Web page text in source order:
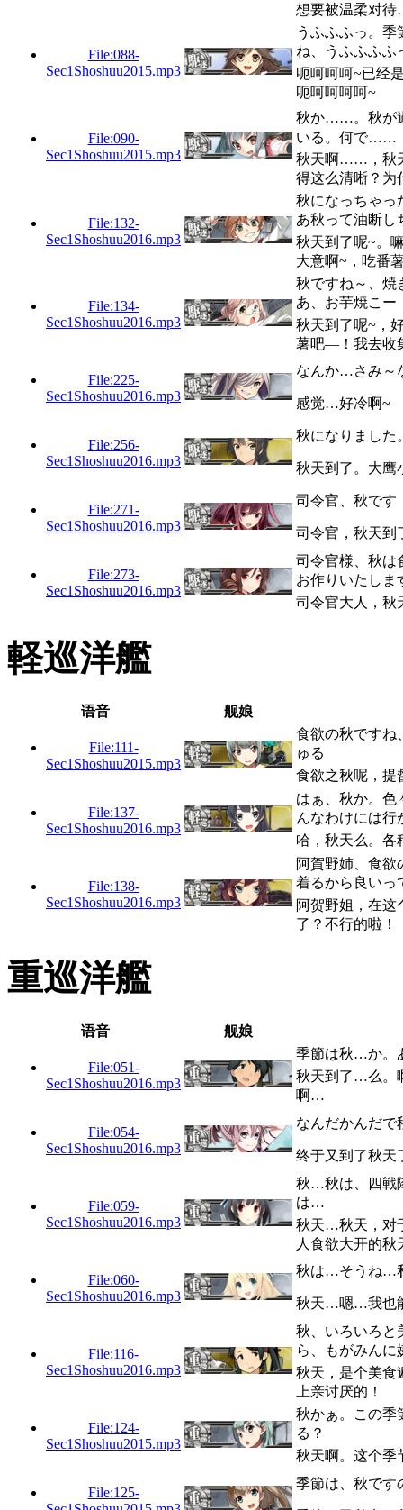
想要被温柔对
File:088-
Sec1Shoshuu2015.mp3
うふふふっ。
ね、うふふふふ
呃呵呵呵~已经
呃呵呵呵呵~
File:090-
Sec1Shoshuu2015.mp3
秋か……。秋が
いる。何で……
秋天啊……，秋
得这么清晰？
File:132-
Sec1Shoshuu2016.mp3
秋になっちゃっ
あ秋って油断し
秋天到了呢~。
大意啊~，吃番
File:134-
Sec1Shoshuu2016.mp3
秋ですね～、焼
あ、お芋焼こー
秋天到了呢~，
薯吧—！我去收
File:225-
Sec1Shoshuu2016.mp3
なんか…さみ～
感觉…好冷啊
File:256-
Sec1Shoshuu2016.mp3
秋になりました
秋天到了。大鹰
File:271-
Sec1Shoshuu2016.mp3
司令官、秋です
司令官，秋天到
File:273-
Sec1Shoshuu2016.mp3
司令官様、秋は
お作りいたしま
司令官大人，秋
軽巡洋艦
语音 舰娘
File:111-
Sec1Shoshuu2015.mp3
食欲の秋ですね
ゅる
食欲之秋呢，
File:137-
Sec1Shoshuu2016.mp3
はぁ、秋か。色
んなわけには行
哈，秋天么。各
File:138-
Sec1Shoshuu2016.mp3
阿賀野姉、食欲
着るから良いっ
阿贺野姐，在这
了？不行的啦！
重巡洋艦
语音 舰娘
File:051-
Sec1Shoshuu2016.mp3
季節は秋…か。
秋天到了…么。
啊…
File:054-
Sec1Shoshuu2016.mp3
なんだかんだで
终于又到了秋天
File:059-
Sec1Shoshuu2016.mp3
秋…秋は、四戦
は…
秋天…秋天，对
人食欲大开的
File:060-
Sec1Shoshuu2016.mp3
秋は…そうね…
秋天…嗯…我也
File:116-
Sec1Shoshuu2016.mp3
秋、いろいろと
ら、もがみんに
秋天，是个美食
上亲讨厌的！
File:124-
Sec1Shoshuu2015.mp3
秋かぁ。この
る？
秋天啊。这个季
File:125-
季節は、秋です